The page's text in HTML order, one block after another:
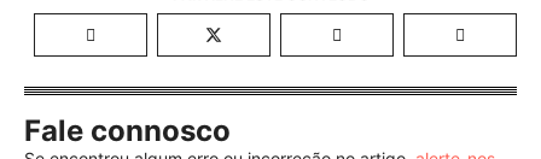
Fale connosco